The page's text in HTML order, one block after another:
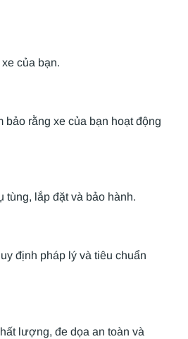
của bạn.
rằng xe của bạn hoạt động
lắp đặt và bảo hành.
định pháp lý và tiêu chuẩn
lượng, đe dọa an toàn và